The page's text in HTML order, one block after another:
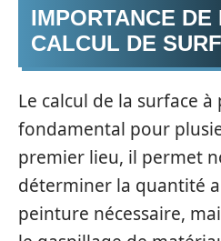
IMPORTANCE DE
CALCUL DE
Le calcul de la surface
fondamental pour
premier lieu, il permet
déterminer la quantité
peinture nécessaire,